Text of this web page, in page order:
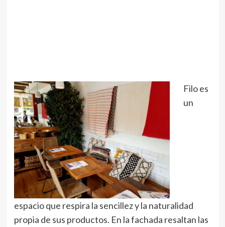
Filo es
un
espacio que respira la sencillez y la naturalidad
propia de sus productos. En la fachada resaltan las